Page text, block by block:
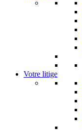
Votre litige